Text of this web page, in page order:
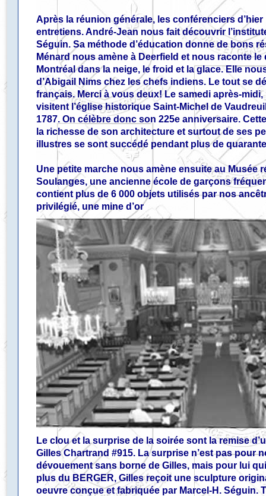
Après la réunion générale, les conférenciers
entretiens. André-Jean nous fait découvrir
Séguin. Sa méthode d’éducation donne de bons
Ménard nous amène à Deerfield et nous raconte
Montréal dans la neige, le froid et la glace. Elle
d’Abigail Nims chez les chefs indiens. Le tout se
français. Merci à vous deux! Le samedi après-
visitent l’église historique Saint-Michel de
1787. On célèbre donc son 225e anniversaire.
la richesse de son architecture et surtout de ses
illustres se sont succédé pendant plus de
Une petite marche nous amène ensuite au Musée
Soulanges, une ancienne école de garçons
contient plus de 6 000 objets utilisés par nos
privilégié, une mine d’or
Le clou et la surprise de la soirée sont la remise
Gilles Chartrand #915. La surprise n’est pas pour
dévouement sans borne de Gilles, mais pour lui
plus du BERGER, Gilles reçoit une sculpture
oeuvre conçue et fabriquée par Marcel-H. Séguin.